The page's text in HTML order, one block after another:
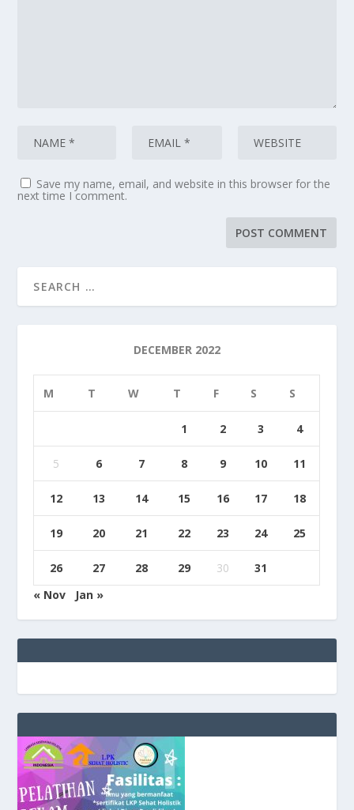
Save my name, email, and website in this browser for the
next time I comment.
DECEMBER 2022
M T W T F S S
1 2 3 4
5 6 7 8 9 10 11
12 13 14 15 16 17 18
19 20 21 22 23 24 25
26 27 28 29 30
31
« Nov
Jan »
b
9
9
c
a